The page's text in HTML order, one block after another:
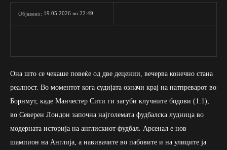
Објавено: 19.05.2026 во 22:49
Она што се чекаше повеќе од две децении, вечерва конечно стана
реалност. Во моментот кога судијата означи крај на натпреварот во
Борнмут, каде Манчестер Сити ги загуби клучните бодови (1:1),
во Северен Лондон започна најголемата фудбалска лудница во
модерната историја на англискиот фудбал. Арсенал е нов
шампион на Англија, а навивачите во пабовите и на улиците ја